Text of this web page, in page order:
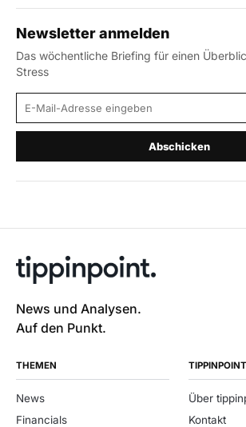
Newsletter anmelden
Das wöchentliche Briefing für einen
Stress
E-Mail-Adresse
Abschicken
News und Analysen.
Auf den Punkt.
THEMEN
News
Financials
TIPPINPOINT
Über
Kontakt